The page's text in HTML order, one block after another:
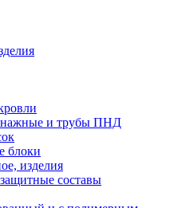
и трубы ПНД
блоки
изделия
составы